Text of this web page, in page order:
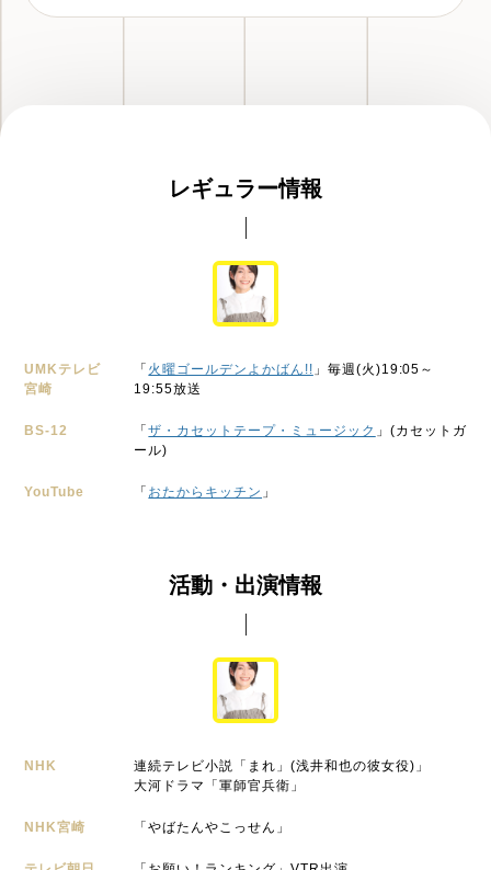
レギュラー情報
UMKテレビ
宮崎
「 火曜ゴールデンよかばん!! 」毎週(火)19:05～
19:55放送
BS-12 「ザ・カセットテープ・ミュージック 」(カセットガ
ール)
YouTube 「 おたからキッチン 」
活動・出演情報
NHK
連続テレビ小説「まれ」(浅井和也の彼女役)」
大河ドラマ「軍師官兵衛」
NHK宮崎 「やばたんやこっせん」